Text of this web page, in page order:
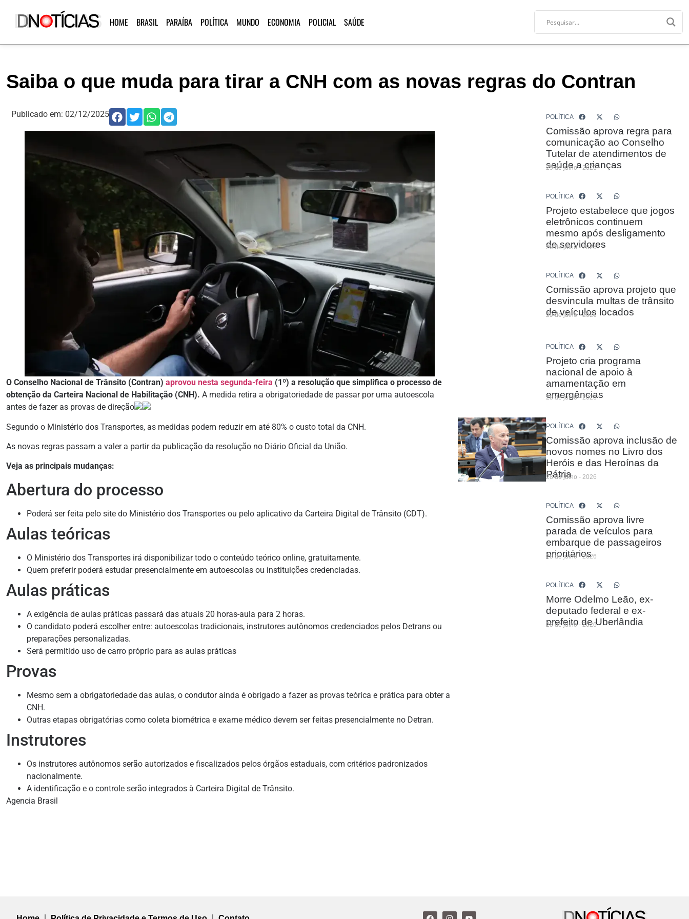
HOME BRASIL PARAÍBA POLÍTICA MUNDO ECONOMIA POLICIAL SAÚDE
Saiba o que muda para tirar a CNH com as novas regras do Contran
Publicado em: 02/12/2025
O Conselho Nacional de Trânsito (Contran) aprovou nesta segunda-feira (1º) a resolução que simplifica o processo de
obtenção da Carteira Nacional de Habilitação (CNH). A medida retira a obrigatoriedade de passar por uma autoescola
antes de fazer as provas de direção
Segundo o Ministério dos Transportes, as medidas podem reduzir em até 80% o custo total da CNH.
As novas regras passam a valer a partir da publicação da resolução no Diário Oficial da União.
Veja as principais mudanças:
Abertura do processo
Poderá ser feita pelo site do Ministério dos Transportes ou pelo aplicativo da Carteira Digital de Trânsito (CDT).
Aulas teóricas
O Ministério dos Transportes irá disponibilizar todo o conteúdo teórico online, gratuitamente.
Quem preferir poderá estudar presencialmente em autoescolas ou instituições credenciadas.
Aulas práticas
A exigência de aulas práticas passará das atuais 20 horas-aula para 2 horas.
O candidato poderá escolher entre: autoescolas tradicionais, instrutores autônomos credenciados pelos Detrans ou
preparações personalizadas.
Será permitido uso de carro próprio para as aulas práticas
Provas
Mesmo sem a obrigatoriedade das aulas, o condutor ainda é obrigado a fazer as provas teórica e prática para obter a
CNH.
Outras etapas obrigatórias como coleta biométrica e exame médico devem ser feitas presencialmente no Detran.
Instrutores
Os instrutores autônomos serão autorizados e fiscalizados pelos órgãos estaduais, com critérios padronizados
nacionalmente.
A identificação e o controle serão integrados à Carteira Digital de Trânsito.
Agencia Brasil
POLÍTICA
Comissão aprova regra para
comunicação ao Conselho
Tutelar de atendimentos de
saúde a crianças
29 de julho - 2026
POLÍTICA
Projeto estabelece que jogos
eletrônicos continuem
mesmo após desligamento
de servidores
29 de julho - 2026
POLÍTICA
Comissão aprova projeto que
desvincula multas de trânsito
de veículos locados
29 de julho - 2026
POLÍTICA
Projeto cria programa
nacional de apoio à
amamentação em
emergências
28 de julho - 2026
POLÍTICA
Comissão aprova inclusão de
novos nomes no Livro dos
Heróis e das Heroínas da
Pátria
28 de julho - 2026
POLÍTICA
Comissão aprova livre
parada de veículos para
embarque de passageiros
prioritários
28 de julho - 2026
POLÍTICA
Morre Odelmo Leão, ex-
deputado federal e ex-
prefeito de Uberlândia
28 de julho - 2026